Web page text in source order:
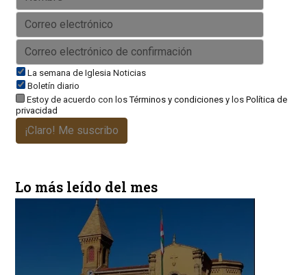
La semana de Iglesia Noticias
Boletín diario
Estoy de acuerdo con losTérminos y condicionesy los Política de
privacidad
¡Claro! Me suscribo
Lo más leído del mes